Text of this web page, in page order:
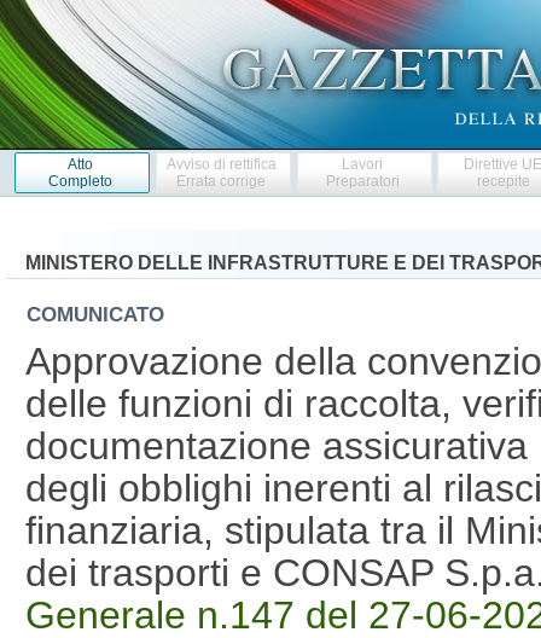
Atto
Completo
Avviso di rettifica
Errata corrige
Lavori
Preparatori
Direttive
recepite
MINISTERO DELLE INFRASTRUTTURE E DEI
COMUNICATO
Approvazione della
delle funzioni di raccolta,
documentazione
degli obblighi inerenti al
finanziaria, stipulata tra il
dei trasporti e CONSAP
Generale n.147 del 27-06-